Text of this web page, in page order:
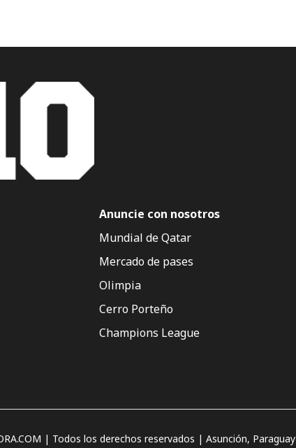
Anuncie con nosotros
Mundial de Qatar
Mercado de pases
Olimpia
Cerro Porteño
Champions League
| Todos los derechos reservados | Asunción, Paraguay